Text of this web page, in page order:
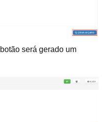
será gerado um